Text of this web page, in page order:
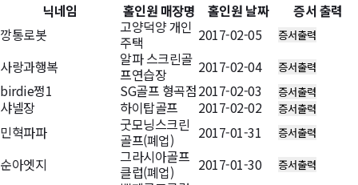
닉네임
홀인원 매장명 홀인원 날짜
증서 출력
깡통로봇
고양덕양 개인
주택
2017-02-05
사랑과행복
알파 스크린골
프연습장
2017-02-04
birdie쩡1
SG골프 형곡점2017-02-03
샤넬장
하이탑골프
2017-02-02
민혁파파
굿모닝스크린
골프(폐업)
2017-01-31
순아엣지
그라시아골프
클럽(폐업)
2017-01-30